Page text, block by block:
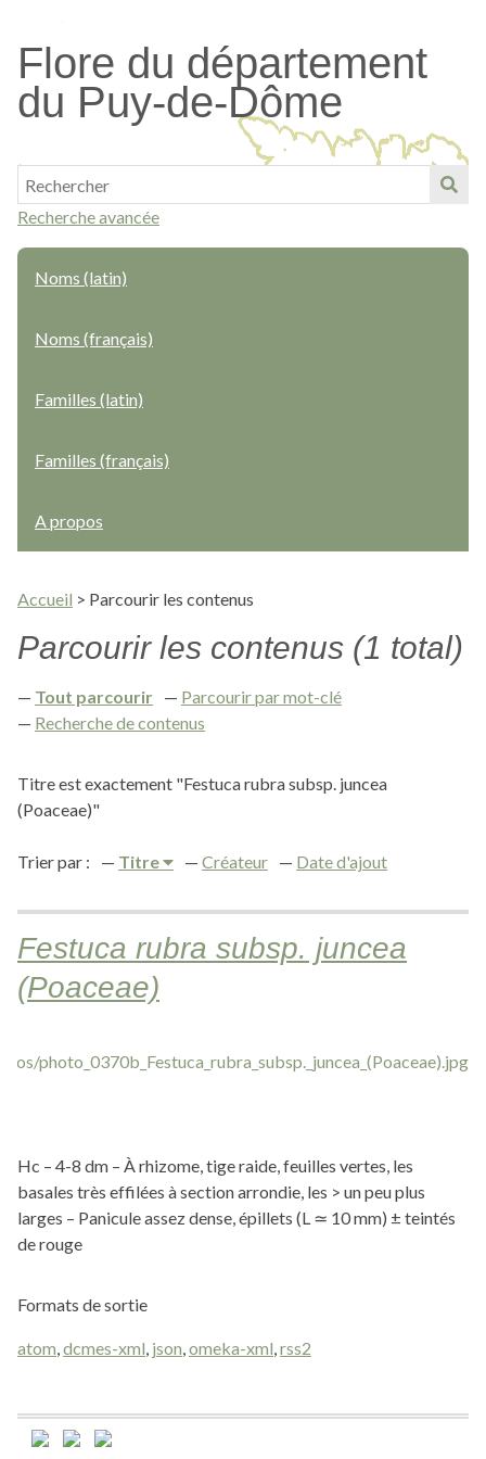
contenu
principal
Flore du département
du Puy-de-Dôme
Recherche avancée
Noms (latin)
Noms (français)
Familles (latin)
Familles (français)
A propos
Accueil > Parcourir les contenus
Parcourir les contenus (1 total)
Tout parcourir
Parcourir par mot-clé
Recherche de contenus
Titre est exactement "Festuca rubra subsp. juncea
(Poaceae)"
Trier par : Titre Créateur Date d'ajout
Festuca rubra subsp. juncea
(Poaceae)
Hc – 4-8 dm – À rhizome, tige raide, feuilles vertes, les
basales très effilées à section arrondie, les > un peu plus
larges – Panicule assez dense, épillets (L ≃ 10 mm) ± teintés
de rouge
Formats de sortie
atom,dcmes-xml, json,omeka-xml,rss2